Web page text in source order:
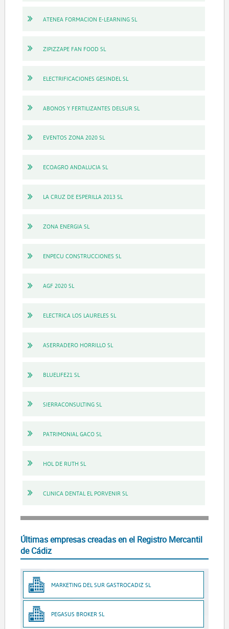
ATENEA FORMACION E-LEARNING SL
ZIPIZZAPE FAN FOOD SL
ELECTRIFICACIONES GESINDEL SL
ABONOS Y FERTILIZANTES DELSUR SL
EVENTOS ZONA 2020 SL
ECOAGRO ANDALUCIA SL
LA CRUZ DE ESPERILLA 2013 SL
ZONA ENERGIA SL
ENPECU CONSTRUCCIONES SL
AGF 2020 SL
ELECTRICA LOS LAURELES SL
ASERRADERO HORRILLO SL
BLUELIFE21 SL
SIERRACONSULTING SL
PATRIMONIAL GACO SL
HOL DE RUTH SL
CLINICA DENTAL EL PORVENIR SL
Últimas empresas creadas en el Registro Mercantil
de Cádiz
MARKETING DEL SUR GASTROCADIZ SL
PEGASUS BROKER SL